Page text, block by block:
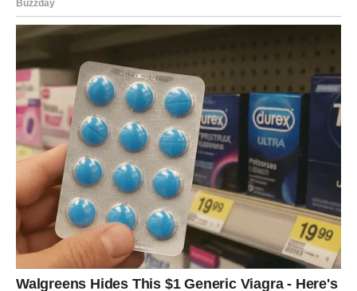
skrivati svoje pravo lice.
probleme koji ih dugo opterećuju.
Pred vama su iskreni razgovori, više razumijevanja i
osjećaj da partner konačno vidi koliko ste se trudili oko
svega.
Jedna osoba iz prošlosti mogla bi
se ponovo pojaviti
Zvijezde pokazuju mogućnost povratka osobe koju niste